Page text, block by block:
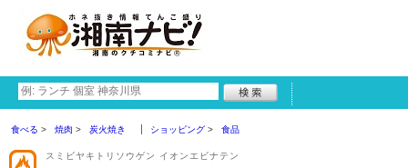
食べる 焼肉 炭火焼き ショッピング 食品
スミビヤキトリソウゲン イオンエビナテン